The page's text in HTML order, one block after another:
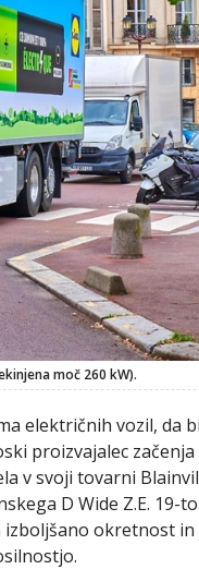
moč 260 kW).
električnih vozil, da
proizvajalec
v svoji tovarni
D Wide Z.E. 19-
izboljšano okretnost